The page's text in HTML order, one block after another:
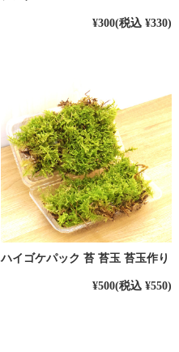
¥300(税込 ¥330)
ハイゴケパック 苔 苔玉 苔玉作り
¥500(税込 ¥550)